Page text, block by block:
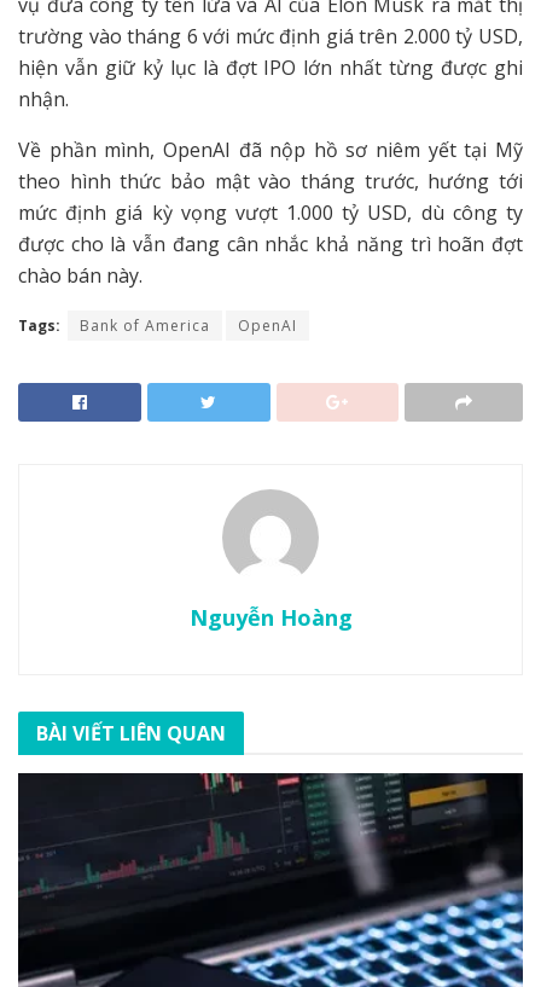
trường vào tháng 6 với mức định giá trên 2.000 tỷ USD,
hiện vẫn giữ kỷ lục là đợt IPO lớn nhất từng được ghi
nhận.
Về phần mình, OpenAI đã nộp hồ sơ niêm yết tại Mỹ
theo hình thức bảo mật vào tháng trước, hướng tới
mức định giá kỳ vọng vượt 1.000 tỷ USD, dù công ty
được cho là vẫn đang cân nhắc khả năng trì hoãn đợt
chào bán này.
Tags: Bank of America OpenAI
Nguyễn Hoàng
BÀI VIẾT LIÊN QUAN